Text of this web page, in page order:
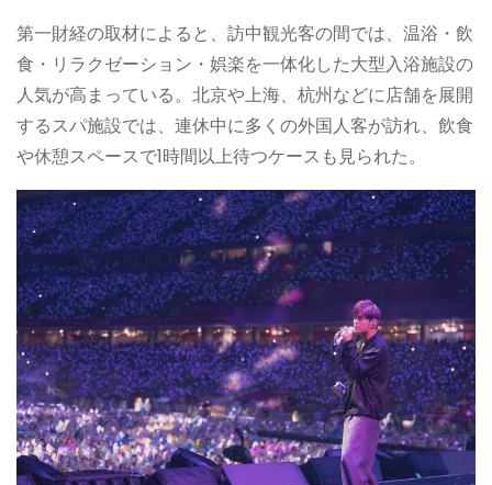
第一財経の取材によると、訪中観光客の間では、温浴・飲
食・リラクゼーション・娯楽を一体化した大型入浴施設の
人気が高まっている。北京や上海、杭州などに店舗を展開
するスパ施設では、連休中に多くの外国人客が訪れ、飲食
や休憩スペースで1時間以上待つケースも見られた。